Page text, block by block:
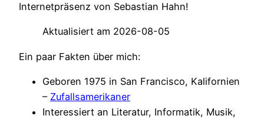
Internetpräsenz von Sebastian Hahn!
Aktualisiert am 2026-08-05
Ein paar Fakten über mich:
Geboren 1975 in San Francisco, Kalifornien
– Zufallsamerikaner
Interessiert an Literatur, Informatik, Musik,